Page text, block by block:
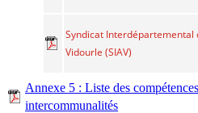
Syndicat Interdépartemental
Vidourle (SIAV)
Annexe 5 : Liste des
intercommunalités